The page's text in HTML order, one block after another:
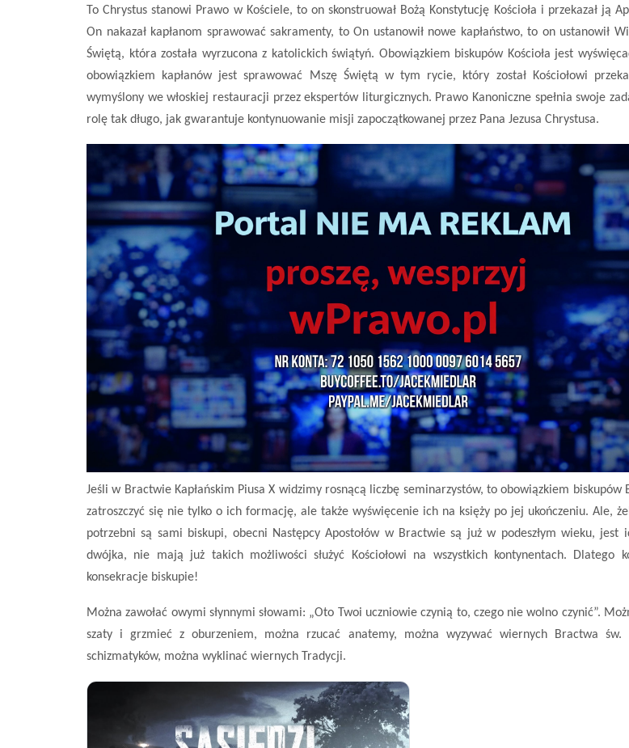
To Chrystus stanowi Prawo w Kościele, to on skonstruował Bożą Konstytucję Kościoła i przekazał ją
On nakazał kapłanom sprawować sakramenty, to On ustanowił nowe kapłaństwo, to on ustanowił
Świętą, która została wyrzucona z katolickich świątyń. Obowiązkiem biskupów Kościoła jest
obowiązkiem kapłanów jest sprawować Mszę Świętą w tym rycie, który został Kościołowi
wymyślony we włoskiej restauracji przez ekspertów liturgicznych. Prawo Kanoniczne spełnia swoje
rolę tak długo, jak gwarantuje kontynuowanie misji zapoczątkowanej przez Pana Jezusa Chrystusa.
Jeśli w Bractwie Kapłańskim Piusa X widzimy rosnącą liczbę seminarzystów, to obowiązkiem biskupów
zatroszczyć się nie tylko o ich formację, ale także wyświęcenie ich na księży po jej ukończeniu. Ale,
potrzebni są sami biskupi, obecni Następcy Apostołów w Bractwie są już w podeszłym wieku, jest
dwójka, nie mają już takich możliwości służyć Kościołowi na wszystkich kontynentach. Dlatego
konsekracje biskupie!
Można zawołać owymi słynnymi słowami: „Oto Twoi uczniowie czynią to, czego nie wolno czynić”.
szaty i grzmieć z oburzeniem, można rzucać anatemy, można wyzywać wiernych Bractwa św.
schizmatyków, można wyklinać wiernych Tradycji.